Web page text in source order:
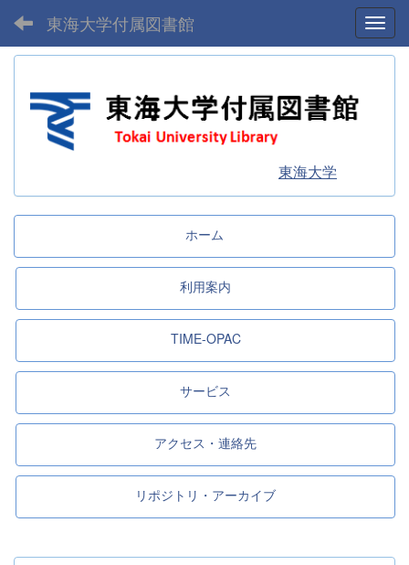
東海大学付属図書館
東海大学
ホーム
利用案内
TIME-OPAC
サービス
アクセス・連絡先
リポジトリ・アーカイブ